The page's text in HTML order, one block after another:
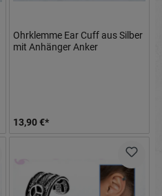
Ohrklemme Ear Cuff aus Silber
mit Anhänger Anker
13,90 €*